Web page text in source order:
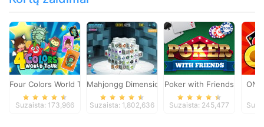
Four Colors World Tour
Suzaista: 173,966
Mahjongg Dimensions
Suzaista: 1,802,636
Poker with Friends
Suzaista: 245,477